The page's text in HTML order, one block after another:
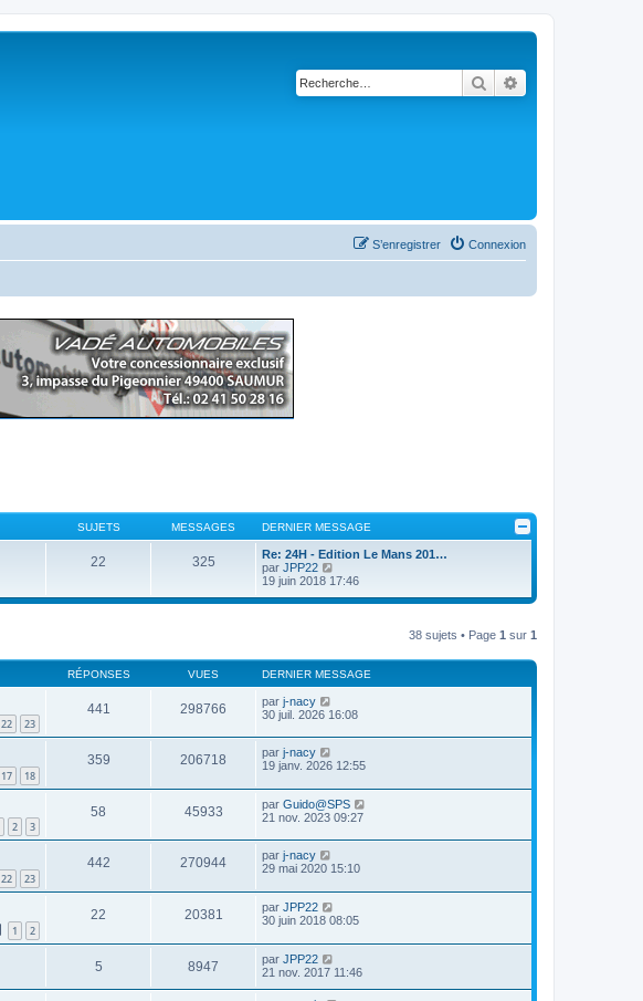
Rechercher
Connexion
S’enregistrer
SUJETS MESSAGES DERNIER MESSAGE
22 325
Re: 24H - Edition Le Mans 201…
par JPP22
o
r
e
r
n
e
m
s
a
g
e
19 juin 2018 17:46
38 sujets • Page 1 sur 1
RÉPONSES VUES DERNIER MESSAGE
22 23
441 298766 par j-nacy
30 juil. 2026 16:08
17 18
359 206718 par j-nacy
19 janv. 2026 12:55
2 3
58 45933 par Guido@SPS
21 nov. 2023 09:27
22 23
442 270944 par j-nacy
29 mai 2020 15:10
1 2
22 20381 par JPP22
30 juin 2018 08:05
5 8947 par JPP22
21 nov. 2017 11:46